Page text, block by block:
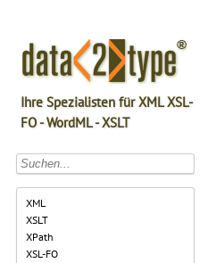
Ihre Spezialisten für XML XSL-
FO - WordML - XSLT
XML
XSLT
XPath
XSL-FO